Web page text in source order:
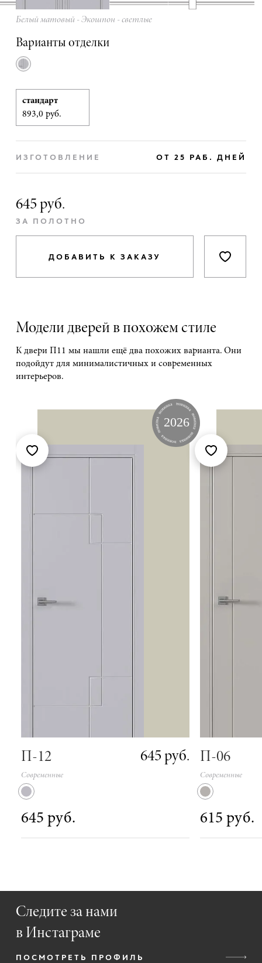
ИЗГОТОВЛЕНИЕ ОТ 25 РАБ. ДНЕЙ
645 руб.
ЗА ПОЛОТНО
ДОБАВИТЬ К ЗАКАЗУ
Белый матовый - Экошпон - светлые
Варианты отделки
стандарт
893,0 руб.
Модели дверей в похожем стиле
К двери П11 мы нашли ещё два похожих варианта. Они
подойдут для минималистичных и современных
интерьеров.
П-12 645 руб.
Современные
645 руб.
П-06
Современные
615 руб.
Следите за нами
в Инстаграме
ПОСМОТРЕТЬ ПРОФИЛЬ